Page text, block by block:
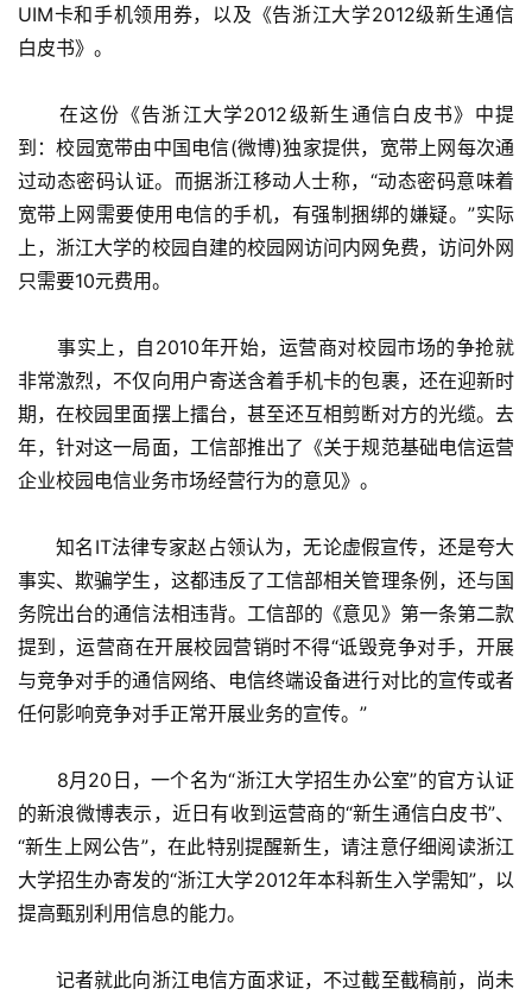
UIM卡和手机领用券，以及《告浙江大学2012级新生通信
白皮书》。
在这份《告浙江大学2012级新生通信白皮书》中提
到：校园宽带由中国电信(微博)独家提供，宽带上网每次通
过动态密码认证。而据浙江移动人士称，“动态密码意味着
宽带上网需要使用电信的手机，有强制捆绑的嫌疑。”实际
上，浙江大学的校园自建的校园网访问内网免费，访问外网
只需要10元费用。
事实上，自2010年开始，运营商对校园市场的争抢就
非常激烈，不仅向用户寄送含着手机卡的包裹，还在迎新时
期，在校园里面摆上擂台，甚至还互相剪断对方的光缆。去
年，针对这一局面，工信部推出了《关于规范基础电信运营
企业校园电信业务市场经营行为的意见》。
知名IT法律专家赵占领认为，无论虚假宣传，还是夸大
事实、欺骗学生，这都违反了工信部相关管理条例，还与国
务院出台的通信法相违背。工信部的《意见》第一条第二款
提到，运营商在开展校园营销时不得“诋毁竞争对手，开展
与竞争对手的通信网络、电信终端设备进行对比的宣传或者
任何影响竞争对手正常开展业务的宣传。”
8月20日，一个名为“浙江大学招生办公室”的官方认证
的新浪微博表示，近日有收到运营商的“新生通信白皮书”、
“新生上网公告”，在此特别提醒新生，请注意仔细阅读浙江
大学招生办寄发的“浙江大学2012年本科新生入学需知”，以
提高甄别利用信息的能力。
记者就此向浙江电信方面求证，不过截至截稿前，尚未